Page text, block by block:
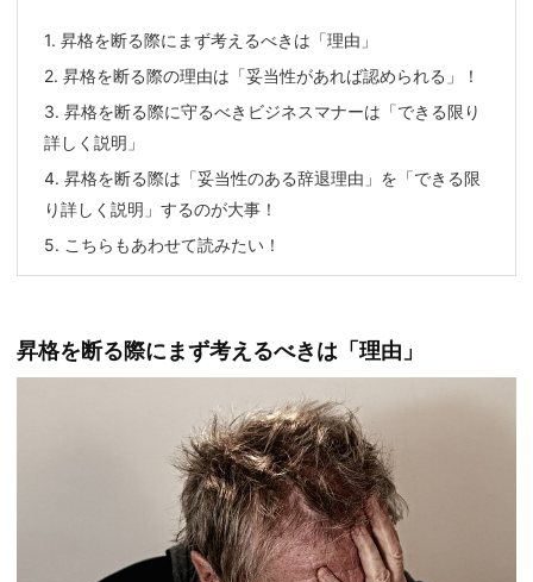
1. 昇格を断る際にまず考えるべきは「理由」
2. 昇格を断る際の理由は「妥当性があれば認められる」！
3. 昇格を断る際に守るべきビジネスマナーは「できる限り
詳しく説明」
4. 昇格を断る際は「妥当性のある辞退理由」を「できる限
り詳しく説明」するのが大事！
5. こちらもあわせて読みたい！
昇格を断る際にまず考えるべきは「理由」